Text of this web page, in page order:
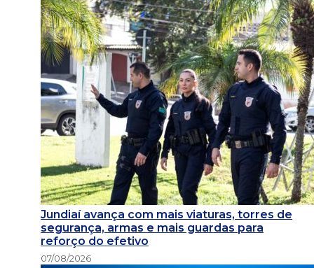
Jundiaí avança com mais viaturas, torres de
segurança, armas e mais guardas para
reforço do efetivo
07/08/2026